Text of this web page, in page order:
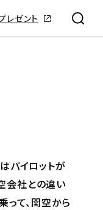
レゼント
パイロットが
会社との違い
って、関空から